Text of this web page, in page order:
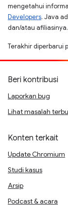
mengetahui
Developers. Java
dan/atau afiliasinya.
Terakhir diperbarui
Beri kontribusi
Laporkan bug
Lihat masalah
Konten terkait
Update Chromium
Studi kasus
Arsip
Podcast & acara